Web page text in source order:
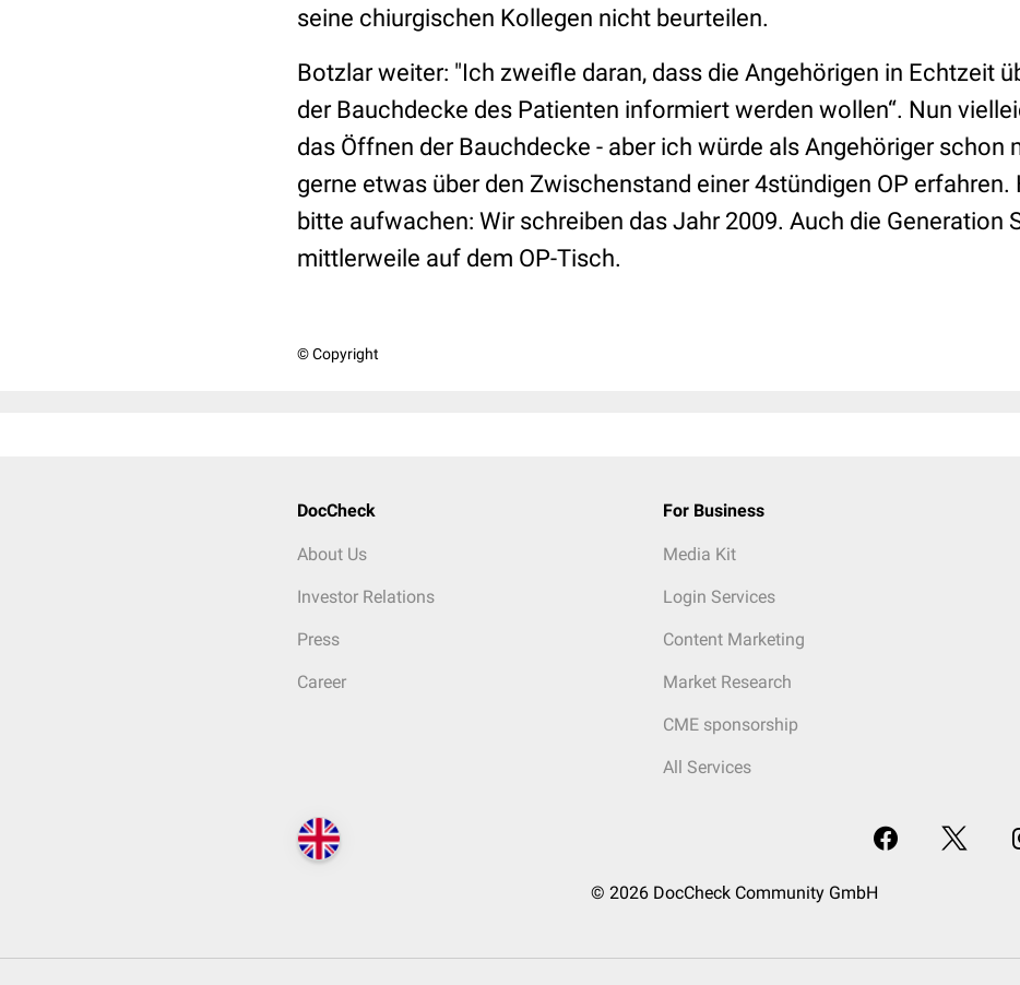
seine chiurgischen Kollegen nicht beurteilen.
Botzlar weiter: "Ich zweifle daran, dass die Angehörigen in Echtzeit
der Bauchdecke des Patienten informiert werden wollen“. Nun
das Öffnen der Bauchdecke - aber ich würde als Angehöriger schon
gerne etwas über den Zwischenstand einer 4stündigen OP erfahren.
bitte aufwachen: Wir schreiben das Jahr 2009. Auch die Generation
mittlerweile auf dem OP-Tisch.
© Copyright
DocCheck
About Us
Investor Relations
Press
Career
For Business
Media Kit
Login Services
Content Marketing
Market Research
CME sponsorship
All Services
© 2026 DocCheck Community GmbH